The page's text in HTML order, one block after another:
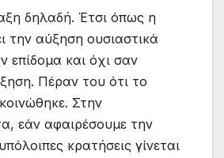
δηλαδή. Έτσι όπως η
την αύξηση ουσιαστικά
επίδομα και όχι σαν
Πέραν του ότι το
Στην
εάν αφαιρέσουμε την
κρατήσεις γίνεται